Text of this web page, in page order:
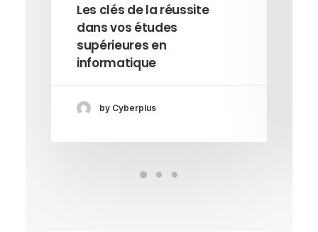
Les clés de la réussite
dans vos études
supérieures en
informatique
by Cyberplus